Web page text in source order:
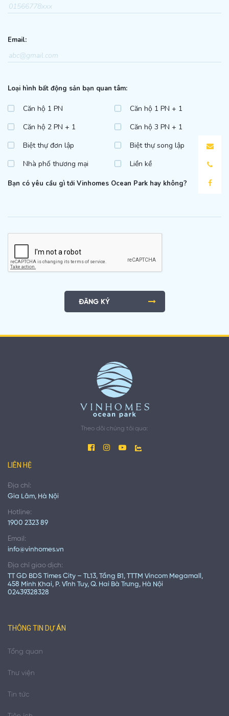
Email:
Loại hình bất động sản bạn quan tâm:
Căn hộ 1 PN
Căn hộ 1 PN + 1
Căn hộ 2 PN + 1
Căn hộ 3 PN + 1
Biệt thự đơn lập
Biệt thự song lập
Nhà phố thương mại
Liền kề
Bạn có yêu cầu gì tới Vinhomes Ocean Park hay không?
ĐĂNG KÝ
Theo dõi chúng tôi qua:
LIÊN HỆ
Địa chỉ:
Gia Lâm, Hà Nội
Hotline:
1900 2323 89
Email:
info@vinhomes.vn
Địa chỉ giao dịch:
TT GD BDS Times City – TL13, Tầng B1, TTTM Vincom Megamall,
458 Minh Khai, P. Vĩnh Tuy, Q. Hai Bà Trưng, Hà Nội
02439328328
THÔNG TIN DỰ ÁN
Tổng quan
Thư viện
Tin tức